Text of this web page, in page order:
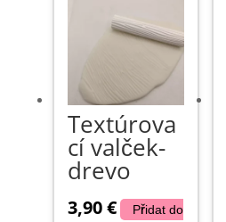
Textúrova
cí valček-
drevo
3,90€
Přidat do